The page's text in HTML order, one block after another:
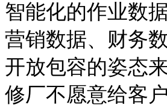
智能化的作业数
营销数据、财务
开放包容的姿态
修厂不愿意给客